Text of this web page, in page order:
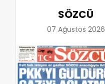
SÖZCÜ
07 Ağustos 2026